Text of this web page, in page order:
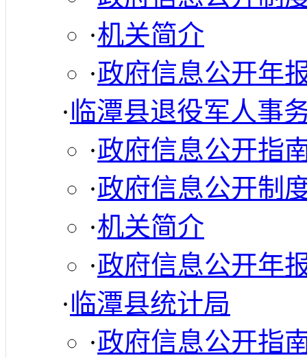
·机关简介
·政府信息公开年
·临潭县退役军人事
·政府信息公开指
·政府信息公开制
·机关简介
·政府信息公开年
·临潭县统计局
·政府信息公开指